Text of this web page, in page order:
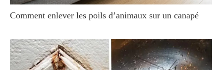
Comment enlever les poils d’animaux sur un canapé